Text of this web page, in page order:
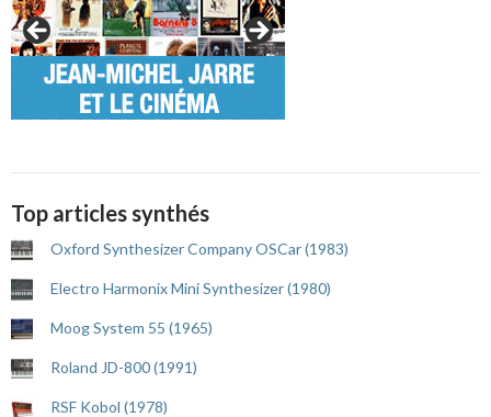
Top articles synthés
Oxford Synthesizer Company OSCar (1983)
Electro Harmonix Mini Synthesizer (1980)
Moog System 55 (1965)
Roland JD-800 (1991)
RSF Kobol (1978)